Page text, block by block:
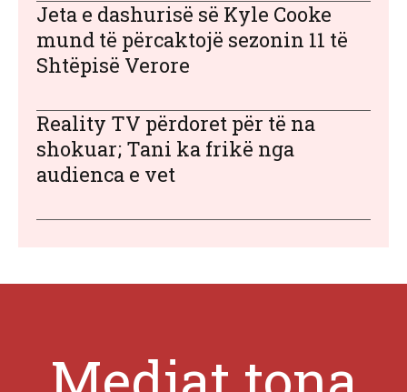
Jeta e dashurisë së Kyle Cooke
mund të përcaktojë sezonin 11 të
Shtëpisë Verore
Reality TV përdoret për të na
shokuar; Tani ka frikë nga
audienca e vet